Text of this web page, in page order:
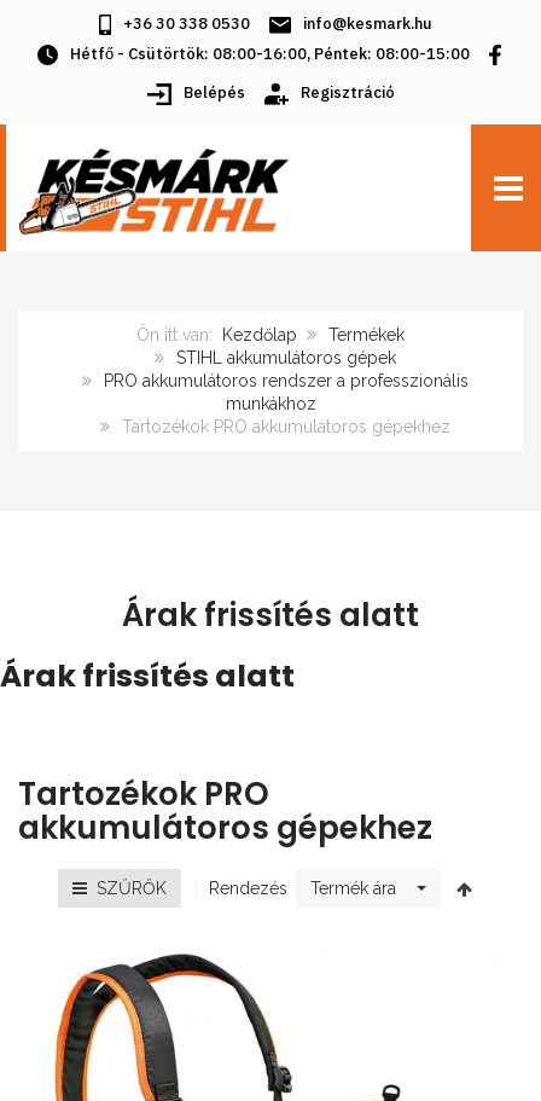
+36 30 338 0530
info@kesmark.hu
Hétfő - Csütörtök: 08:00-16:00, Péntek: 08:00-15:00
Belépés
Regisztráció
Ön itt van: Kezdőlap
Termékek
STIHL akkumulátoros gépek
PRO akkumulátoros rendszer a professzionális
munkákhoz
Tartozékok PRO akkumulátoros gépekhez
Árak frissítés alatt
Árak frissítés alatt
Tartozékok PRO
akkumulátoros gépekhez
SZŰRŐK Rendezés Termék ára